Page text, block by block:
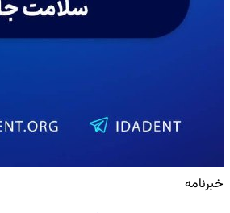
خبرنامه